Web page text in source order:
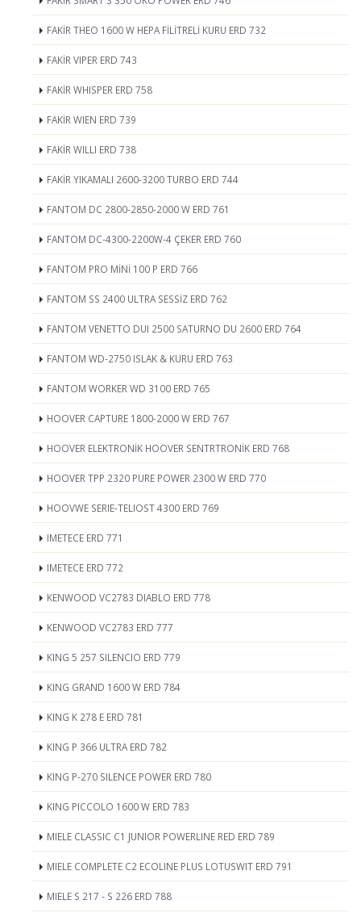
FAKİR THEO 1600 W HEPA FİLİTRELİ KURU ERD 732
FAKİR VIPER ERD 743
FAKİR WHISPER ERD 758
FAKİR WIEN ERD 739
FAKİR WILLI ERD 738
FAKİR YIKAMALI 2600-3200 TURBO ERD 744
FANTOM DC 2800-2850-2000 W ERD 761
FANTOM DC-4300-2200W-4 ÇEKER ERD 760
FANTOM PRO MİNİ 100 P ERD 766
FANTOM SS 2400 ULTRA SESSİZ ERD 762
FANTOM VENETTO DUI 2500 SATURNO DU 2600 ERD 764
FANTOM WD-2750 ISLAK & KURU ERD 763
FANTOM WORKER WD 3100 ERD 765
HOOVER CAPTURE 1800-2000 W ERD 767
HOOVER ELEKTRONİK HOOVER SENTRTRONİK ERD 768
HOOVER TPP 2320 PURE POWER 2300 W ERD 770
HOOVWE SERIE-TELIOST 4300 ERD 769
IMETECE ERD 771
IMETECE ERD 772
KENWOOD VC2783 DIABLO ERD 778
KENWOOD VC2783 ERD 777
KING 5 257 SILENCIO ERD 779
KING GRAND 1600 W ERD 784
KING K 278 E ERD 781
KING P 366 ULTRA ERD 782
KING P-270 SILENCE POWER ERD 780
KING PICCOLO 1600 W ERD 783
MIELE CLASSIC C1 JUNIOR POWERLINE RED ERD 789
MIELE COMPLETE C2 ECOLINE PLUS LOTUSWIT ERD 791
MIELE S 217 - S 226 ERD 788